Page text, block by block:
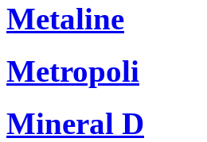
Metaline
Metropoli
Mineral D